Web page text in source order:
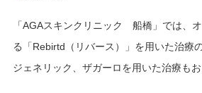
「AGAスキンクリニック 船橋」では、
る「Rebirtd（リバース）」を用いた治療
ジェネリック、ザガーロを用いた治療もお